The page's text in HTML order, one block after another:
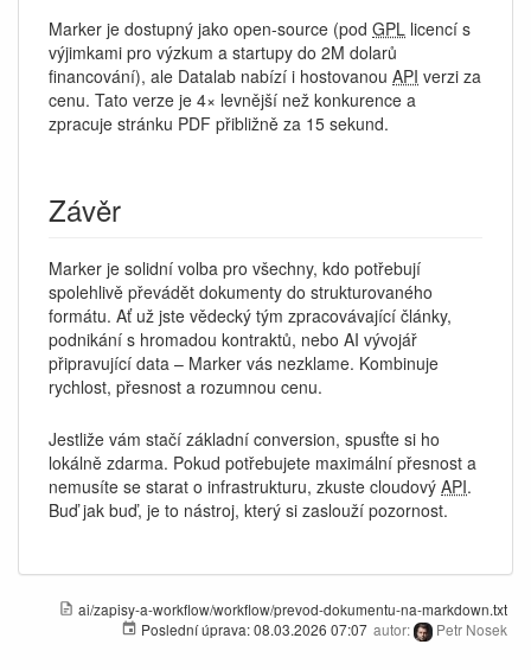
Marker je dostupný jako open-source (pod GPL licencí s
výjimkami pro výzkum a startupy do 2M dolarů
financování), ale Datalab nabízí i hostovanou API verzi za
cenu. Tato verze je 4× levnější než konkurence a
zpracuje stránku PDF přibližně za 15 sekund.
Závěr
Marker je solidní volba pro všechny, kdo potřebují
spolehlivě převádět dokumenty do strukturovaného
formátu. Ať už jste vědecký tým zpracovávající články,
podnikání s hromadou kontraktů, nebo AI vývojář
připravující data – Marker vás nezklame. Kombinuje
rychlost, přesnost a rozumnou cenu.
Jestliže vám stačí základní conversion, spusťte si ho
lokálně zdarma. Pokud potřebujete maximální přesnost a
nemusíte se starat o infrastrukturu, zkuste cloudový API.
Buď jak buď, je to nástroj, který si zaslouží pozornost.
ai/zapisy-a-workflow/workflow/prevod-dokumentu-na-markdown.txt
Poslední úprava:08.03.2026 07:07 autor: Petr Nosek